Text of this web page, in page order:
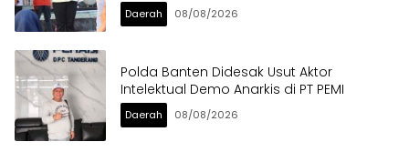
Daerah 08/08/2026
Polda Banten Didesak Usut Aktor
Intelektual Demo Anarkis di PT PEMI
Daerah 08/08/2026